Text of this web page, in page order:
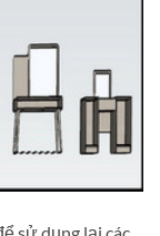
sử dụng lại các